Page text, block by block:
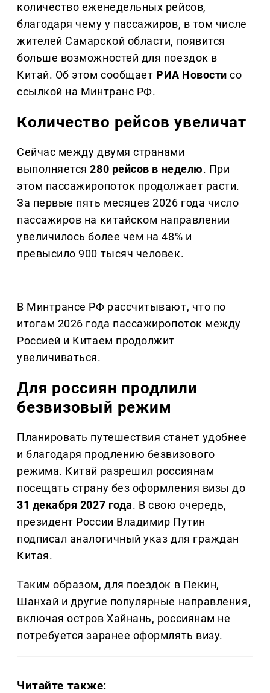
количество еженедельных рейсов,
благодаря чему у пассажиров, в том числе
жителей Самарской области, появится
больше возможностей для поездок в
Китай. Об этом сообщает РИА Новости со
ссылкой на Минтранс РФ.
Количество рейсов увеличат
Сейчас между двумя странами
выполняется280 рейсов в неделю. При
этом пассажиропоток продолжает расти.
За первые пять месяцев 2026 года число
пассажиров на китайском направлении
увеличилось более чем на 48% и
превысило 900 тысяч человек.
В Минтрансе РФ рассчитывают, что по
итогам 2026 года пассажиропоток между
Россией и Китаем продолжит
увеличиваться.
Для россиян продлили
безвизовый режим
Планировать путешествия станет удобнее
и благодаря продлению безвизового
режима. Китай разрешил россиянам
посещать страну без оформления визы до
31 декабря 2027 года. В свою очередь,
президент России Владимир Путин
подписал аналогичный указ для граждан
Китая.
Таким образом, для поездок в Пекин,
Шанхай и другие популярные направления,
включая остров Хайнань, россиянам не
потребуется заранее оформлять визу.
Читайте также: